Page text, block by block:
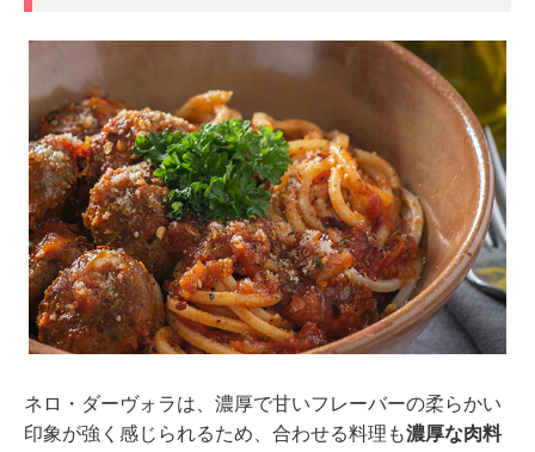
ネロ・ダーヴォラは、濃厚で甘いフレーバーの柔らかい
印象が強く感じられるため、合わせる料理も濃厚な肉料